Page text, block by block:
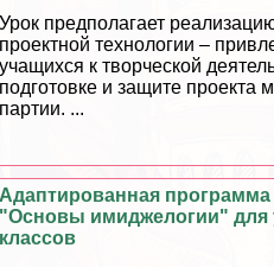
Урок предполагает
проектной технологии –
учащихся к творческой
подготовке и защите проекта
партии. ...
Адаптированная программа
"Основы имиджелогии" для
классов